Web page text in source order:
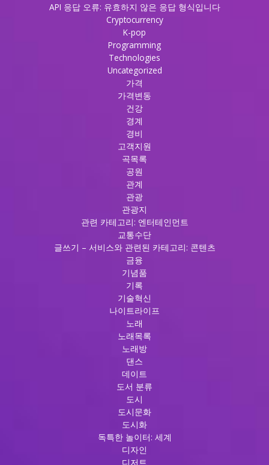
API 응답 오류: 유효하지 않은 응답 형식입니다
Cryptocurrency
K-pop
Programming
Technologies
Uncategorized
가격
가격변동
건강
경계
경비
고객지원
곡목록
공원
관계
관광
관광지
관련 카테고리: 엔터테인먼트
교통수단
글쓰기 – 서비스와 관련된 카테고리: 콘텐츠
금융
기념품
기록
기술혁신
나이트라이프
노래
노래목록
노래방
댄스
데이트
도서 분류
도시
도시문화
도시화
독특한 놀이터: 세계
디자인
디저트